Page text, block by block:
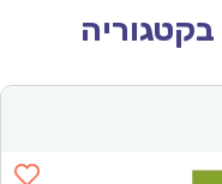
בקטגוריה